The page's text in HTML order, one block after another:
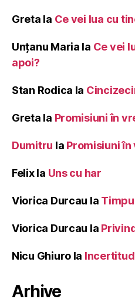
Greta la Ce vei lua cu
Unțanu Maria la Ce vei
apoi?
Stan Rodica la
Greta la Promisiuni în
Dumitru la Promisiuni
Felixla Uns cu har
Viorica Durcau la
Viorica Durcau la
Nicu Ghiuro la
Arhive